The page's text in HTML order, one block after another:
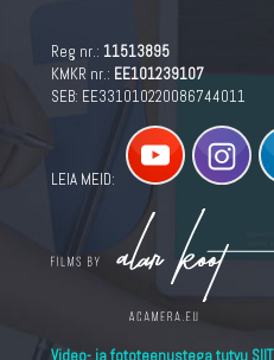
Reg nr.: 11513895
KMKR nr.: EE101239107
SEB: EE331010220086744011
LEIA MEID: